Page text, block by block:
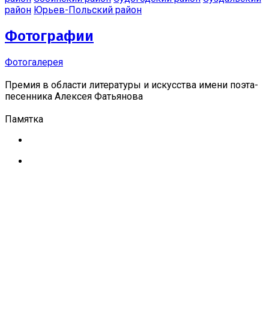
район Юрьев-Польский район
Фотографии
Фотогалерея
Премия в области литературы и искусства имени поэта-
песенника Алексея Фатьянова
Памятка